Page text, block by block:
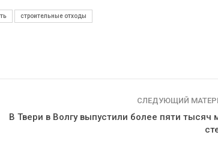
строительные отходы
СЛЕДУЮЩИЙ
В Твери в Волгу выпустили более пяти тысяч